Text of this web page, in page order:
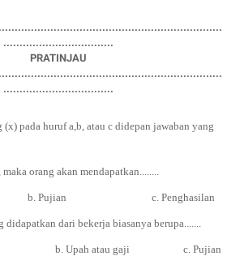
..................................
PRATINJAU
..................................
pada huruf a,b, atau c didepan jawaban yang
orang akan mendapatkan........
b. Pujian c. Penghasilan
didapatkan dari bekerja biasanya berupa.......
b. Upah atau gaji c. Pujian